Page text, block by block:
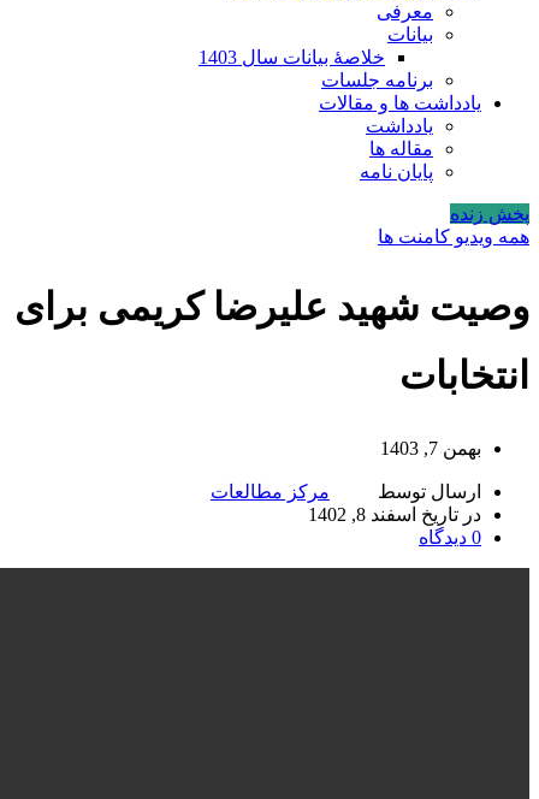
معرفی
بیانات
خلاصۀ بیانات سال 1403
برنامه جلسات
یادداشت ها و مقالات
یادداشت
مقاله ها
پایان نامه
پخش زنده
همه ویدیو کامنت ها
وصیت شهید علیرضا کریمی برای
انتخابات
بهمن 7, 1403
ارسال توسط
مرکز مطالعات
در تاریخ اسفند 8, 1402
0 دیدگاه